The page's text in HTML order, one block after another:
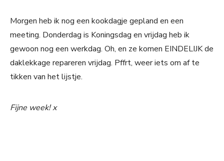
Morgen heb ik nog een kookdagje gepland en een
meeting. Donderdag is Koningsdag en vrijdag heb ik
gewoon nog een werkdag. Oh, en ze komen EINDELIJK de
daklekkage repareren vrijdag. Pffrt, weer iets om af te
tikken van het lijstje.
Fijne week! x